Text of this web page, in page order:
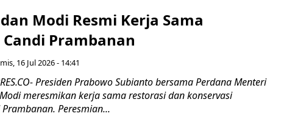
Modi Resmi Kerja Sama
Prambanan
16 Jul 2026 - 14:41
Presiden Prabowo Subianto bersama Perdana Menteri
meresmikan kerja sama restorasi dan konservasi
Peresmian...